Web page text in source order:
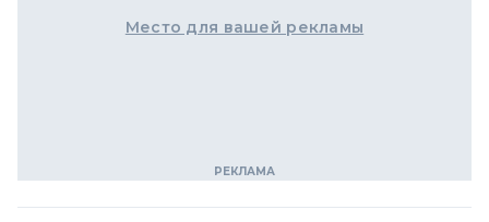
Место для вашей рекламы